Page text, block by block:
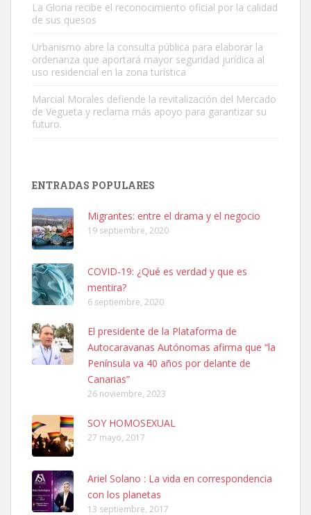
Este gato macho ha aparecido en la calle hace menos de un mes,
Leales.org » Gran Canaria | 9.7.2025
Leales.org » Gran Canaria
SHIBA PERDIDO AVDA JOSE MESA Y LOPEZ
PERRO MACHO RAZA SHIBA CON MICROCHIP PERDIDO HOY
06/07/2025 ZONA MESA Y LOPEZ. ES MUY ASUSTADIZO
Leales.org » Gran Canaria
6.7.2025
Ninfa perdida
El día 5 se los perdió una ninfa papillera, asustada tiene miedo a la
La Gloria recibe el reconocimiento oficial por la calidad
de sus quesos
Urbanismo abre la consulta pública para elaborar la
ordenanza que aportará mayor seguridad jurídica al
uso residencial en la zona turística
Marcial Morales defiende la revitalización del Mercado
de Vegueta y reclama más apoyo para garantizar su
futuro.
ENTRADAS POPULARES
Migrantes: entre el drama y el negocio
19 septiembre, 2020
COVID-19: ¿Qué es verdad y que es
mentira?
6 septiembre, 2020
El presidente de la Plataforma de
Autocaravanas Autónomas afirma que “la
Península va 40 años por delante de
Canarias”
26 noviembre, 2023
SOY HOMOSEXUAL
27 mayo, 2017
Ariel Solano : La vida en correspondencia
con los planetas
13 septiembre, 2017